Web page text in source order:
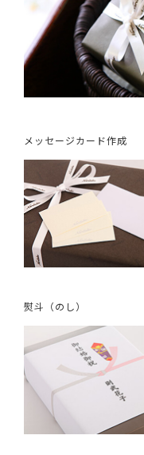
メッセージカード作成
熨斗（のし）